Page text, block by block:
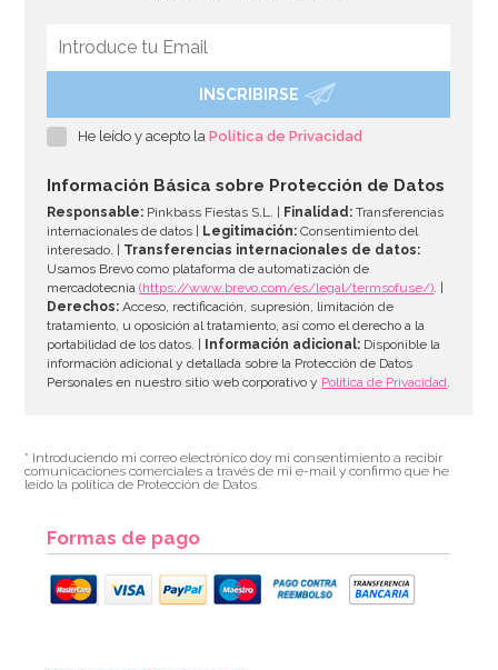
INSCRIBIRSE
He leído y acepto laPolítica de Privacidad
Información Básica sobre Protección de Datos
Responsable: Pinkbass Fiestas S.L. | Finalidad: Transferencias
internacionales de datos |
Legitimación: Consentimiento del
interesado. | Transferencias internacionales de datos:
Usamos Brevo como plataforma de automatización de
mercadotecnia(https://www.brevo.com/es/legal/termsofuse/). |
Derechos: Acceso, rectificación, supresión, limitación de
tratamiento, u oposición al tratamiento, así como el derecho a la
portabilidad de los datos. |
Información adicional: Disponible la
información adicional y detallada sobre la Protección de Datos
Personales en nuestro sitio web corporativo y Política de Privacidad.
* Introduciendo mi correo electrónico doy mi consentimiento a recibir
comunicaciones comerciales a través de mi e-mail y confirmo que he
leído la política de Protección de Datos.
Formas de pago